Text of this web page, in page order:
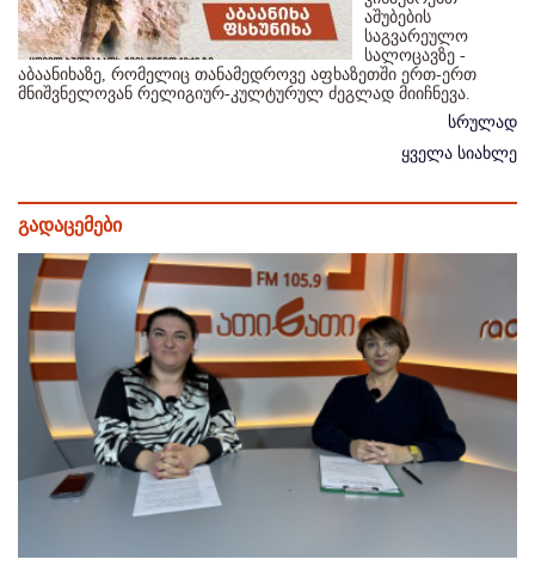
აშუბების
საგვარეულო
სალოცავზე -
აბაანიხაზე, რომელიც თანამედროვე აფხაზეთში ერთ-ერთ
მნიშვნელოვან რელიგიურ-კულტურულ ძეგლად მიიჩნევა.
სრულად
ყველა სიახლე
გადაცემები